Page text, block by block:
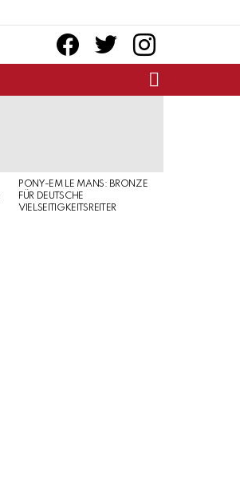
facebooktwitter instagram
PONY-EM LE MANS: BRONZE
FÜR DEUTSCHE
VIELSEITIGKEITSREITER